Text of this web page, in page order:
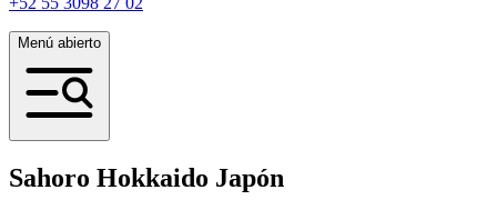
Menú abierto
Sahoro Hokkaido Japón